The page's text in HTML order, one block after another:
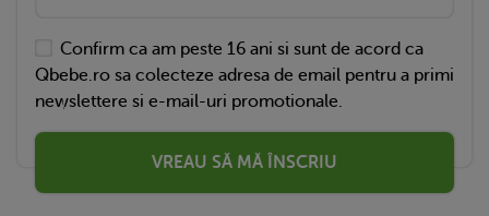
Confirm ca am peste 16 ani si sunt de acord ca
Qbebe.ro sa colecteze adresa de email pentru a primi
newslettere si e-mail-uri promotionale.
VREAU SĂ MĂ ÎNSCRIU